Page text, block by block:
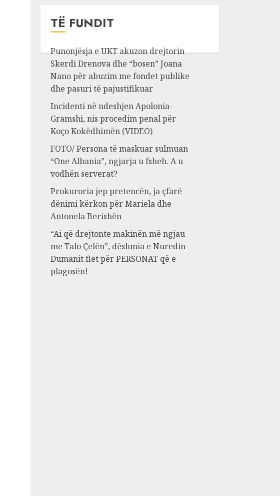
TË FUNDIT
Punonjësja e UKT akuzon drejtorin
Skerdi Drenova dhe “bosen” Joana
Nano për abuzim me fondet publike
dhe pasuri të pajustifikuar
Incidenti në ndeshjen Apolonia-
Gramshi, nis procedim penal për
Koço Kokëdhimën (VIDEO)
FOTO/ Persona të maskuar sulmuan
“One Albania”, ngjarja u fsheh. A u
vodhën serverat?
Prokuroria jep pretencën, ja çfarë
dënimi kërkon për Mariela dhe
Antonela Berishën
“Ai që drejtonte makinën më ngjau
me Talo Çelën”, dëshmia e Nuredin
Dumanit flet për PERSONAT që e
plagosën!